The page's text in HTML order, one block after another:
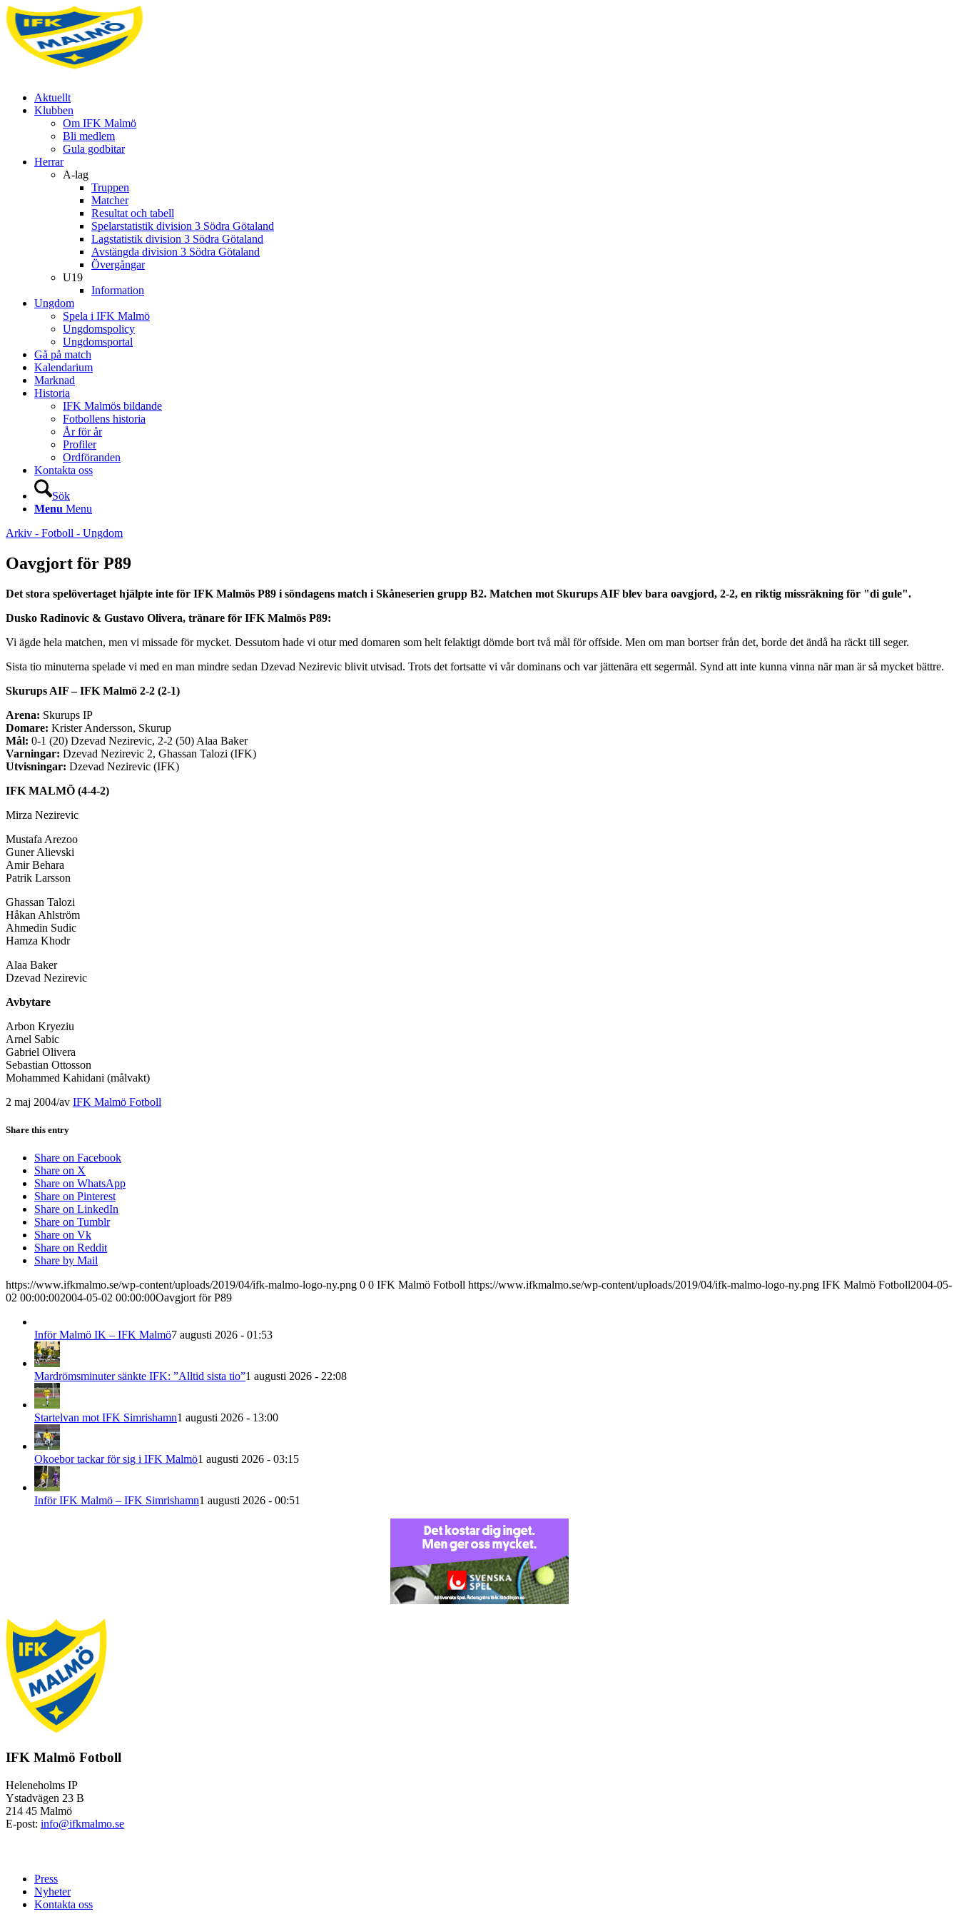
Aktuellt
Klubben
Om IFK Malmö
Bli medlem
Gula godbitar
Herrar
A-lag
Truppen
Matcher
Resultat och tabell
Spelarstatistik division 3 Södra Götaland
Lagstatistik division 3 Södra Götaland
Avstängda division 3 Södra Götaland
Övergångar
U19
Information
Ungdom
Spela i IFK Malmö
Ungdomspolicy
Ungdomsportal
Gå på match
Kalendarium
Marknad
Historia
IFK Malmös bildande
Fotbollens historia
År för år
Profiler
Ordföranden
Kontakta oss
Sök
Menu Menu
Arkiv - Fotboll - Ungdom
Oavgjort för P89
Det stora spelövertaget hjälpte inte för IFK Malmös P89 i söndagens match i Skåneserien grupp B2. Matchen mot Skurups AIF blev bara oavgjord, 2-2, en riktig missräkning för "di gule".
Dusko Radinovic & Gustavo Olivera, tränare för IFK Malmös P89:
Vi ägde hela matchen, men vi missade för mycket. Dessutom hade vi otur med domaren som helt felaktigt dömde bort två mål för offside. Men om man bortser från det, borde det ändå ha räckt till seger.
Sista tio minuterna spelade vi med en man mindre sedan Dzevad Nezirevic blivit utvisad. Trots det fortsatte vi vår dominans och var jättenära ett segermål. Synd att inte kunna vinna när man är så mycket bättre.
Skurups AIF – IFK Malmö 2-2 (2-1)
Arena: Skurups IP
Domare: Krister Andersson, Skurup
Mål: 0-1 (20) Dzevad Nezirevic, 2-2 (50) Alaa Baker
Varningar: Dzevad Nezirevic 2, Ghassan Talozi (IFK)
Utvisningar: Dzevad Nezirevic (IFK)
IFK MALMÖ (4-4-2)
Mirza Nezirevic
Mustafa Arezoo
Guner Alievski
Amir Behara
Patrik Larsson
Ghassan Talozi
Håkan Ahlström
Ahmedin Sudic
Hamza Khodr
Alaa Baker
Dzevad Nezirevic
Avbytare
Arbon Kryeziu
Arnel Sabic
Gabriel Olivera
Sebastian Ottosson
Mohammed Kahidani (målvakt)
2 maj 2004/av IFK Malmö Fotboll
Share this entry
Share on Facebook
Share on X
Share on WhatsApp
Share on Pinterest
Share on LinkedIn
Share on Tumblr
Share on Vk
Share on Reddit
Share by Mail
https://www.ifkmalmo.se/wp-content/uploads/2019/04/ifk-malmo-logo-ny.png 0 0 IFK Malmö Fotboll https://www.ifkmalmo.se/wp-content/uploads/2019/04/ifk-malmo-logo-ny.png IFK Malmö Fotboll2004-05-
02 00:00:002004-05-02 00:00:00Oavgjort för P89
Inför Malmö IK – IFK Malmö7 augusti 2026 - 01:53
Mardrömsminuter sänkte IFK: ”Alltid sista tio”1 augusti 2026 - 22:08
Startelvan mot IFK Simrishamn1 augusti 2026 - 13:00
Okoebor tackar för sig i IFK Malmö1 augusti 2026 - 03:15
Inför IFK Malmö – IFK Simrishamn1 augusti 2026 - 00:51
IFK Malmö Fotboll
Heleneholms IP
Ystadvägen 23 B
214 45 Malmö
E-post: info@ifkmalmo.se
Press
Nyheter
Kontakta oss